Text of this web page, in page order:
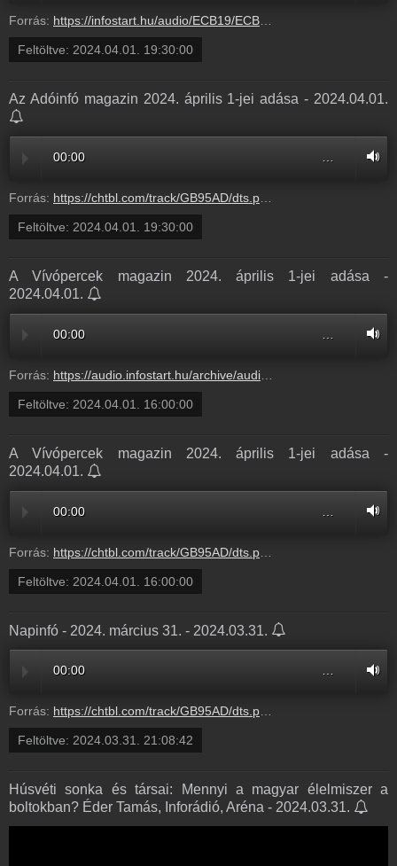
Forrás: https://infostart.hu/audio/ECB19/ECB19554.mp3
Feltöltve: 2024.04.01. 19:30:00
Az Adóinfó magazin 2024. április 1-jei adása - 2024.04.01.
00:00
Forrás: https://chtbl.com/track/GB95AD/dts.podtrac.com/redirect.mp3/infostart.hu/audio/ECB19/ECB19554.mp3
Feltöltve: 2024.04.01. 19:30:00
A Vívópercek magazin 2024. április 1-jei adása -
2024.04.01.
00:00
Forrás: https://audio.infostart.hu/archive/audio/215C9/215C965B.mp3
Feltöltve: 2024.04.01. 16:00:00
A Vívópercek magazin 2024. április 1-jei adása -
2024.04.01.
00:00
Forrás: https://chtbl.com/track/GB95AD/dts.podtrac.com/redirect.mp3/infostart.hu/audio/215C9/215C965B.mp3
Feltöltve: 2024.04.01. 16:00:00
Napinfó - 2024. március 31. - 2024.03.31.
00:00 …
Forrás: https://chtbl.com/track/GB95AD/dts.podtrac.com/redirect.mp3/infostart.hu/audio/N2403/N240331.mp3
Feltöltve: 2024.03.31. 21:08:42
Húsvéti sonka és társai: Mennyi a magyar élelmiszer a
boltokban? Éder Tamás, Inforádió, Aréna - 2024.03.31.